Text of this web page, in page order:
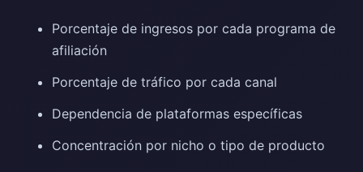
Porcentaje de ingresos por cada programa de
afiliación
Porcentaje de tráfico por cada canal
Dependencia de plataformas específicas
Concentración por nicho o tipo de producto